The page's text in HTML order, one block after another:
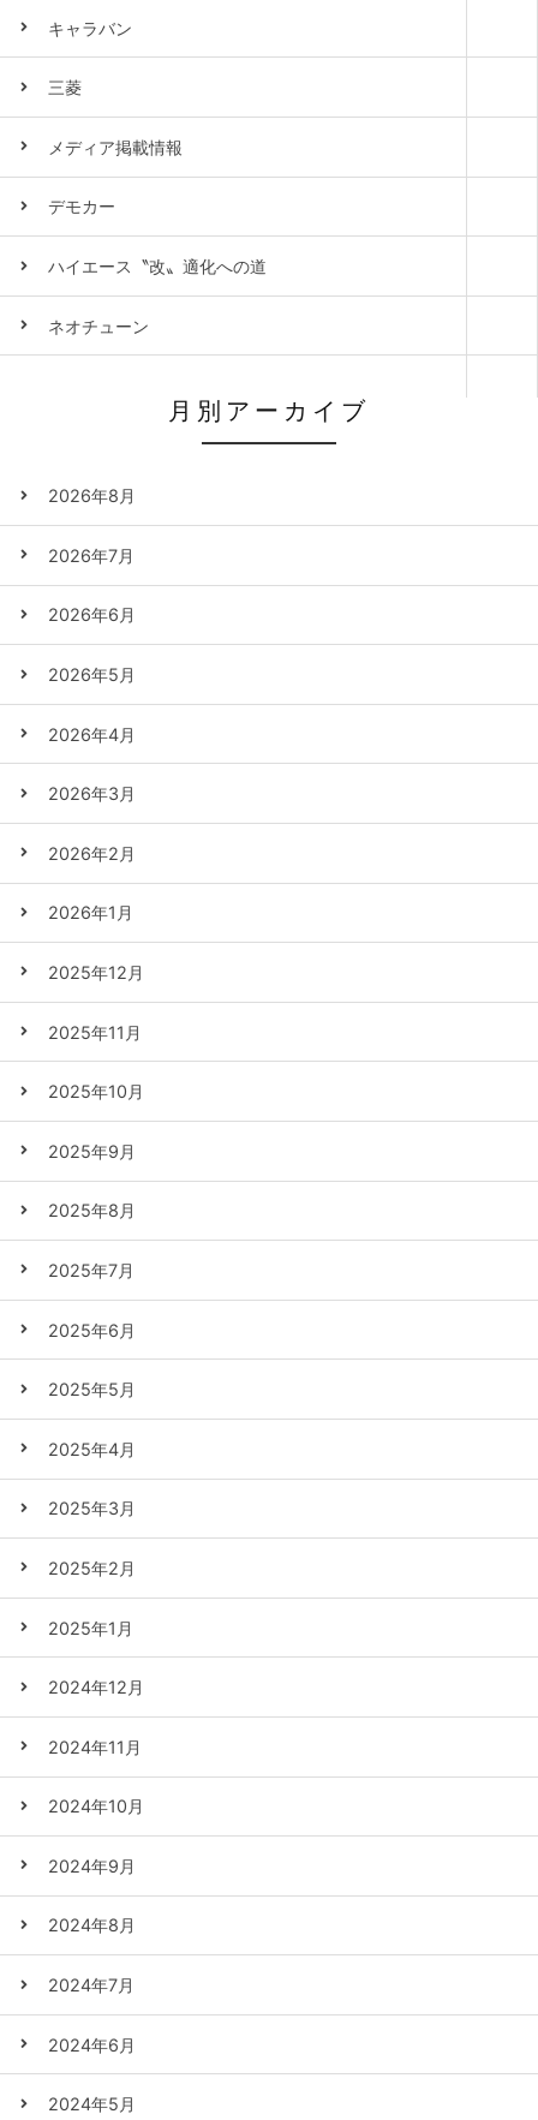
キャラバン
三菱
メディア掲載情報
デモカー
ハイエース〝改〟適化への道
ネオチューン
月別アーカイブ
2026年8月
2026年7月
2026年6月
2026年5月
2026年4月
2026年3月
2026年2月
2026年1月
2025年12月
2025年11月
2025年10月
2025年9月
2025年8月
2025年7月
2025年6月
2025年5月
2025年4月
2025年3月
2025年2月
2025年1月
2024年12月
2024年11月
2024年10月
2024年9月
2024年8月
2024年7月
2024年6月
2024年5月